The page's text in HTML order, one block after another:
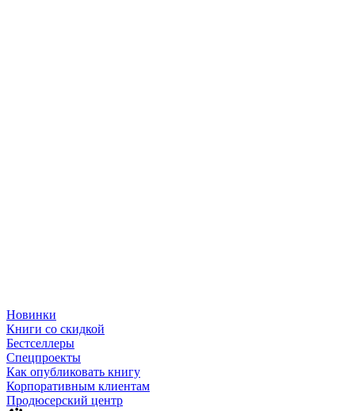
Новинки
Книги со скидкой
Бестселлеры
Спецпроекты
Как опубликовать книгу
Корпоративным клиентам
Продюсерский центр